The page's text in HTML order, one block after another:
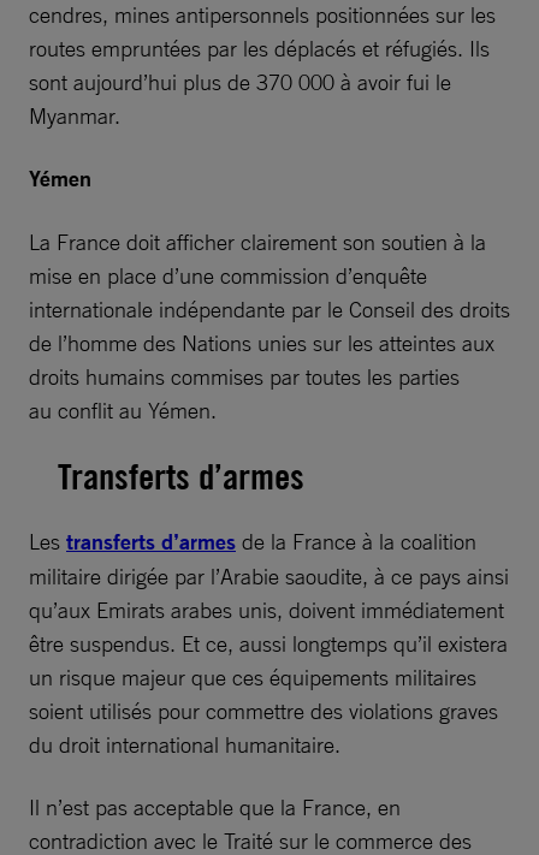
cendres, mines antipersonnels positionnées sur les
routes empruntées par les déplacés et réfugiés. Ils
sont aujourd’hui plus de 370 000 à avoir fui le
Myanmar.
Yémen
La France doit afficher clairement son soutien à la
mise en place d’une commission d’enquête
internationale indépendante par le Conseil des droits
de l’homme des Nations unies sur les atteintes aux
droits humains commises par toutes les parties
au conflit au Yémen.
Transferts d’armes
Les transferts d’armes de la France à la coalition
militaire dirigée par l’Arabie saoudite, à ce pays ainsi
qu’aux Emirats arabes unis, doivent immédiatement
être suspendus. Et ce, aussi longtemps qu’il existera
un risque majeur que ces équipements militaires
soient utilisés pour commettre des violations graves
du droit international humanitaire.
Il n’est pas acceptable que la France, en
contradiction avec le Traité sur le commerce des